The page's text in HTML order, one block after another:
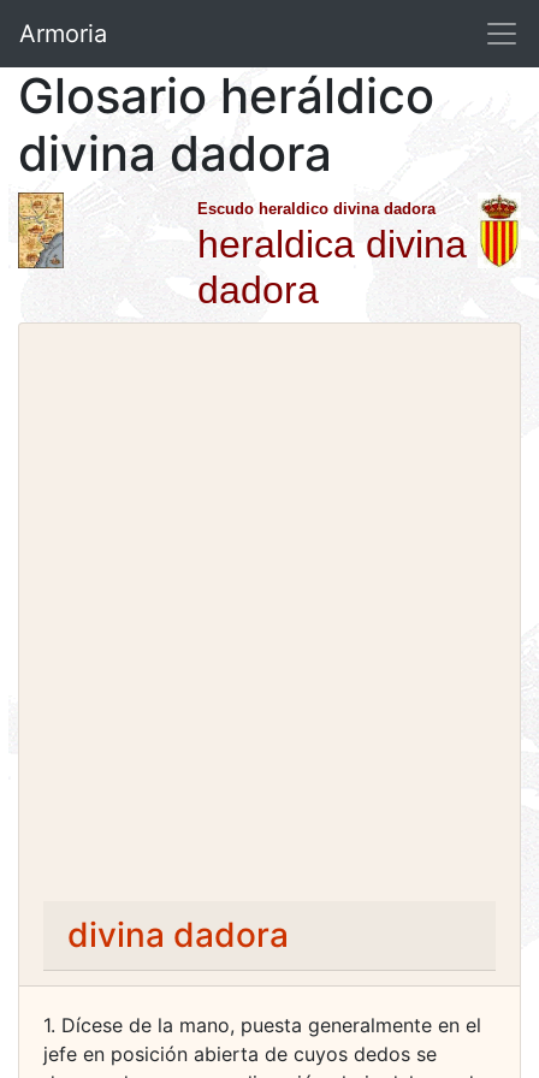
Armoria
Glosario heráldico
divina dadora
Escudo heraldico divina dadora
heraldica divina
dadora
divina dadora
1. Dícese de la mano, puesta generalmente en el
jefe en posición abierta de cuyos dedos se